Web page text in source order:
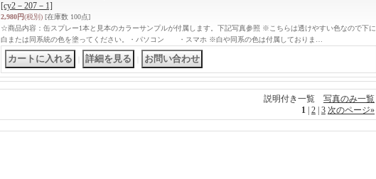
[cy2－207－1]
2,980円(税別) [在庫数 100点]
☆商品内容：缶スプレー1本と見本のカラーサンプルが付属します。下記写真参照 ※こちらは透けやすい色なので下に
白または同系統の色を塗ってください。・パソコン ・スマホ ※白や同系の色は付属しておりま…
説明付き一覧 写真のみ一覧
1 2 3 次のページ»